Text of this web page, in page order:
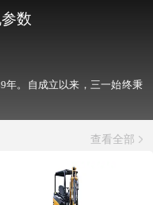
数
年。自成立以来，三一始终秉
查看全部